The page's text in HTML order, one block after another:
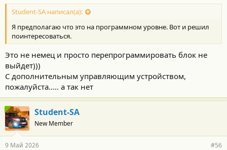
Student-SA написал(а):
Я предполагаю что это на программном уровне. Вот и решил
поинтересоваться.
Это не немец и просто перепрограммировать блок не
выйдет)))
С дополнительным управляющим устройством,
пожалуйста..... а так нет
Student-SA
New Member
9 Май 2026 #56